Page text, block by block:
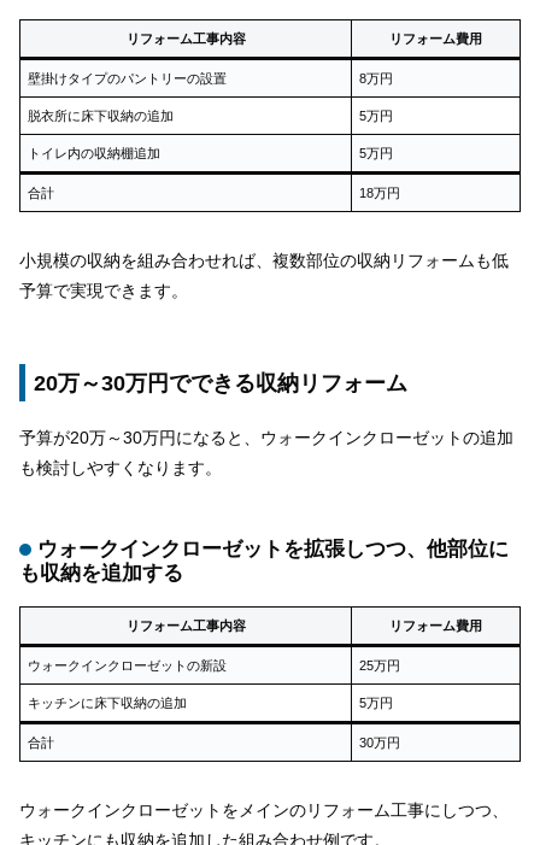
リフォーム工事内容 リフォーム費用
壁掛けタイプのパントリーの設置 8万円
脱衣所に床下収納の追加 5万円
トイレ内の収納棚追加 5万円
合計 18万円
小規模の収納を組み合わせれば、複数部位の収納リフォームも低
予算で実現できます。
20万～30万円でできる収納リフォーム
予算が20万～30万円になると、ウォークインクローゼットの追加
も検討しやすくなります。
ウォークインクローゼットを拡張しつつ、他部位に
も収納を追加する
リフォーム工事内容 リフォーム費用
ウォークインクローゼットの新設 25万円
キッチンに床下収納の追加 5万円
合計 30万円
ウォークインクローゼットをメインのリフォーム工事にしつつ、
キッチンにも収納を追加した組み合わせ例です。